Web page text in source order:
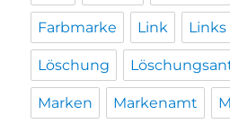
Farbmarke Link Links
Löschung
Marken Markenamt